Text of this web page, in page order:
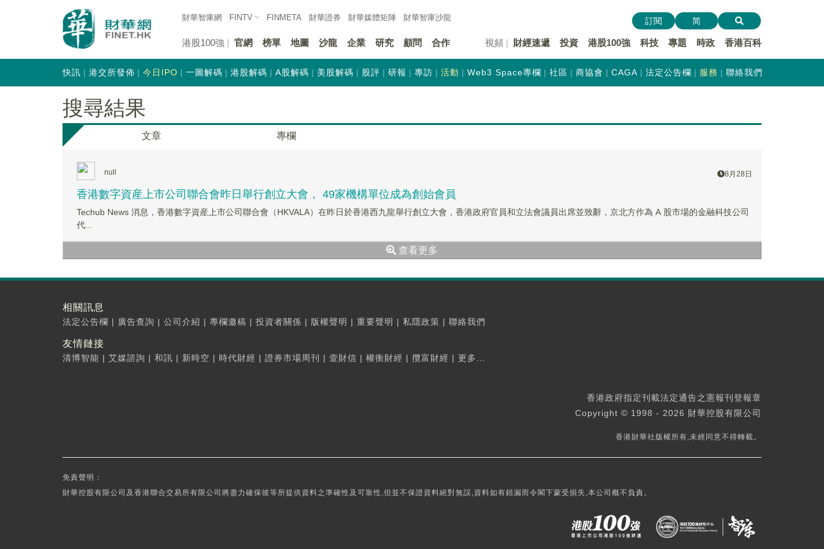
財華智庫網 FINTV FINMETA 財華證券 財華媒體矩陣 財華智庫沙龍
港股100強 官網 榜單 地圖 沙龍 企業 研究 顧問 合作 視頻 財經速遞 投資 港股100強 科技 專題 時政 香港百科
訂閱 简
快訊 港交所發佈 今日IPO 一圖解碼 港股解碼 A股解碼 美股解碼 股評 研報 專訪 活動 Web3 Space專欄 社區 商協會 CAGA 法定公告欄 服務 聯絡我們
搜尋結果
文章 專欄
null 8月28日
香港數字資産上市公司聯合會昨日舉行創立大會， 49家機構單位成為創始會員
Techub News 消息，香港數字資産上市公司聯合會（HKVALA）在昨日於香港西九龍舉行創立大會，香港政府官員和立法會議員出席並致辭，京北方作為 A 股市場的金融科技公司
代...
查看更多
相關訊息
法定公告欄 | 廣告查詢 | 公司介紹 | 專欄邀稿 | 投資者關係 | 版權聲明 | 重要聲明 | 私隱政策 | 聯絡我們
友情鏈接
清博智能 | 艾媒諮詢 | 和訊 | 新時空 | 時代財經 | 證券市場周刊 | 壹財信 | 權衡財經 | 攬富財經 | 更多...
香港政府指定刊載法定通告之憲報刊登報章
Copyright © 1998 - 2026 財華控股有限公司
香港財華社版權所有,未經同意不得轉載。
免責聲明：
財華控股有限公司及香港聯合交易所有限公司將盡力確保彼等所提供資料之準確性及可靠性,但並不保證資料絕對無誤,資料如有錯漏而令閣下蒙受損失,本公司概不負責。